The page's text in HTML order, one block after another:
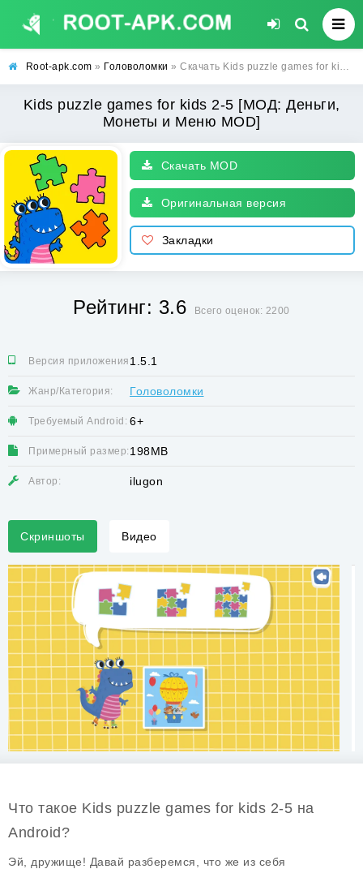
Root-apk.com » Головоломки » Скачать Kids puzzle games for kids 2-5 [МОД: Деньги, Монеты и Меню MOD] | Взлом Kids puzzle games for kids 2-5 на Андроид
Kids puzzle games for kids 2-5 [МОД: Деньги,
Монеты и Меню MOD]
Скачать MOD
Оригинальная версия
Закладки
Рейтинг: 3.6 Всего оценок: 2200
Версия приложения:1.5.1
Жанр/Категория: Головоломки
Требуемый Android: 6+
Примерный размер: 198MB
Автор: ilugon
Скриншоты Видео
Что такое Kids puzzle games for kids 2-5 на
Android?
Эй, дружище! Давай разберемся, что же из себя